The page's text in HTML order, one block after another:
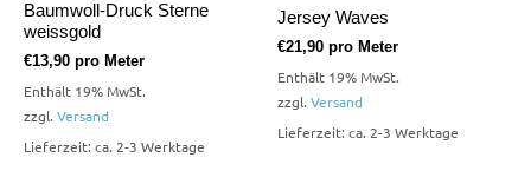
Baumwoll-Druck Sterne
weissgold
€13,90 pro Meter
Enthält 19% MwSt.
zzgl. Versand
Lieferzeit: ca. 2-3 Werktage
Jersey Waves
€21,90 pro Meter
Enthält 19% MwSt.
zzgl. Versand
Lieferzeit: ca. 2-3 Werktage